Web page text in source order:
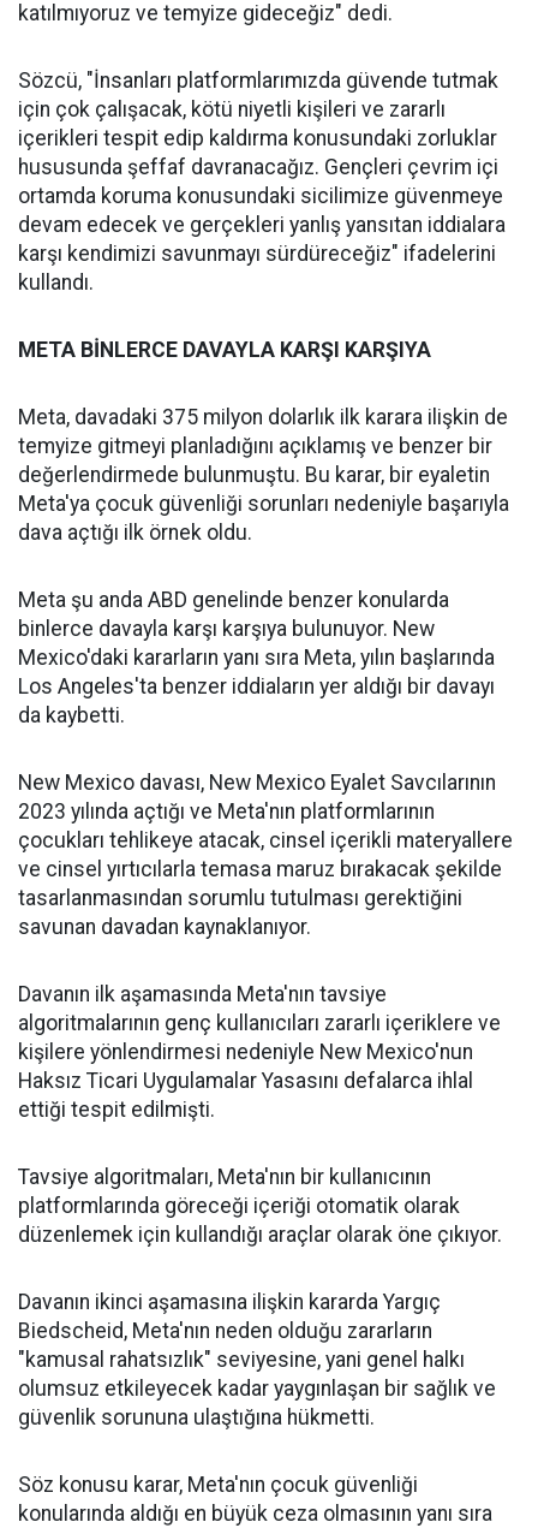
katılmıyoruz ve temyize gideceğiz" dedi.
Sözcü, "İnsanları platformlarımızda güvende tutmak
için çok çalışacak, kötü niyetli kişileri ve zararlı
içerikleri tespit edip kaldırma konusundaki zorluklar
hususunda şeffaf davranacağız. Gençleri çevrim içi
ortamda koruma konusundaki sicilimize güvenmeye
devam edecek ve gerçekleri yanlış yansıtan iddialara
karşı kendimizi savunmayı sürdüreceğiz" ifadelerini
kullandı.
META BİNLERCE DAVAYLA KARŞI KARŞIYA
Meta, davadaki 375 milyon dolarlık ilk karara ilişkin de
temyize gitmeyi planladığını açıklamış ve benzer bir
değerlendirmede bulunmuştu. Bu karar, bir eyaletin
Meta'ya çocuk güvenliği sorunları nedeniyle başarıyla
dava açtığı ilk örnek oldu.
Meta şu anda ABD genelinde benzer konularda
binlerce davayla karşı karşıya bulunuyor. New
Mexico'daki kararların yanı sıra Meta, yılın başlarında
Los Angeles'ta benzer iddiaların yer aldığı bir davayı
da kaybetti.
New Mexico davası, New Mexico Eyalet Savcılarının
2023 yılında açtığı ve Meta'nın platformlarının
çocukları tehlikeye atacak, cinsel içerikli materyallere
ve cinsel yırtıcılarla temasa maruz bırakacak şekilde
tasarlanmasından sorumlu tutulması gerektiğini
savunan davadan kaynaklanıyor.
Davanın ilk aşamasında Meta'nın tavsiye
algoritmalarının genç kullanıcıları zararlı içeriklere ve
kişilere yönlendirmesi nedeniyle New Mexico'nun
Haksız Ticari Uygulamalar Yasasını defalarca ihlal
ettiği tespit edilmişti.
Tavsiye algoritmaları, Meta'nın bir kullanıcının
platformlarında göreceği içeriği otomatik olarak
düzenlemek için kullandığı araçlar olarak öne çıkıyor.
Davanın ikinci aşamasına ilişkin kararda Yargıç
Biedscheid, Meta'nın neden olduğu zararların
"kamusal rahatsızlık" seviyesine, yani genel halkı
olumsuz etkileyecek kadar yaygınlaşan bir sağlık ve
güvenlik sorununa ulaştığına hükmetti.
Söz konusu karar, Meta'nın çocuk güvenliği
konularında aldığı en büyük ceza olmasının yanı sıra